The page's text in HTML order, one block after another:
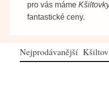
pro vás máme
fantastické ceny.
Nejprodávanější